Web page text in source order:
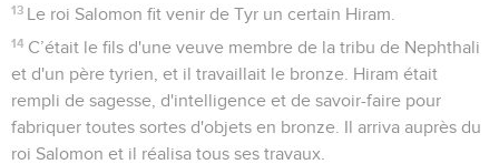
13 Le roi Salomon fit venir de Tyr un certain Hiram.
14 C’était le fils d'une veuve membre de la tribu de Nephthali
et d'un père tyrien, et il travaillait le bronze. Hiram était
rempli de sagesse, d'intelligence et de savoir-faire pour
fabriquer toutes sortes d'objets en bronze. Il arriva auprès du
roi Salomon et il réalisa tous ses travaux.